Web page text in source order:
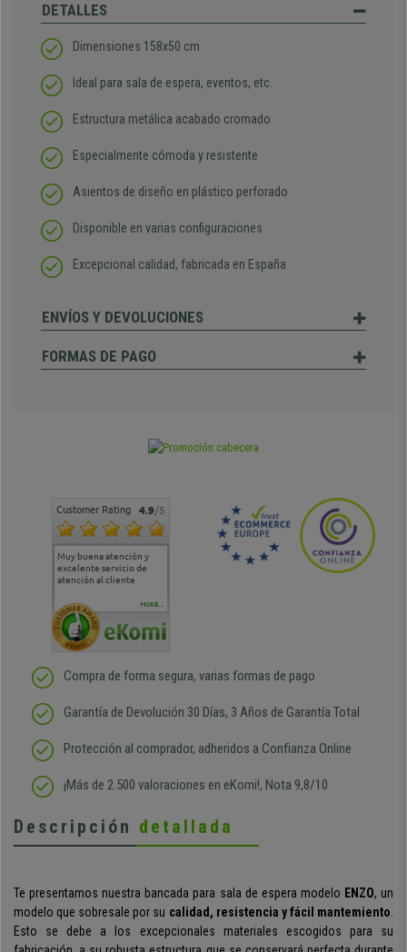
DETALLES
Dimensiones 158x50 cm
Ideal para sala de espera, eventos, etc.
Estructura metálica acabado cromado
Especialmente cómoda y resistente
Asientos de diseño en plástico perforado
Disponible en varias configuraciones
Excepcional calidad, fabricada en España
ENVÍOS Y DEVOLUCIONES
FORMAS DE PAGO
Customer Rating 4.9/5
Muy buena atención y
excelente servicio de
atención al cliente
Muy buena atención de
cara al asesoramiento
Si estoy contento
MORE...
Compra de forma segura, varias formas de pago
Garantía de Devolución 30 Días, 3 Años de Garantía Total
Protección al comprador, adheridos a Confianza Online
¡Más de 2.500 valoraciones en eKomi!, Nota 9,8/10
Descripción detallada
Te presentamos nuestra bancada para sala de espera modelo ENZO, un
modelo que sobresale por su calidad, resistencia y fácil mantemiento
Esto se debe a los excepcionales materiales escogidos para su